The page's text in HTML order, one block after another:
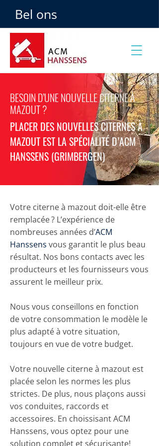
Bel ons
BESOIN D’UNE NOUVELLE CITERNE À
MAZOUT ?
PLACER DES NOUVELLES CITERNES À
MAZOUT EST LA SPÉCIALITÉ D’ACM
HANSSENS (GRIMBERGEN)
Votre citerne à mazout doit-elle être
remplacée ? L’expérience de
nombreuses années d’ACM
Hanssens vous garantit le plus beau
résultat. Nos bons contacts avec les
producteurs et les fournisseurs vous
assurent le meilleur prix.
Nous vous conseillons en fonction
de votre consommation le modèle le
plus adapté à votre situation,
toujours en vue de votre budget.
Votre nouvelle citerne à mazout est
placée selon les normes les plus
strictes. De plus, nous plaçons aussi
vos conduites, raccords et
accessoires. En choissisant ACM
Hanssens, vous optez pour une
solution complet et sécurisante!